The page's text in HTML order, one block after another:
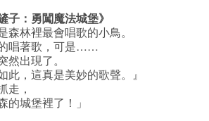
子：勇闖魔法城堡》
森林裡最會唱歌的小鳥。
唱著歌，可是……
然出現了。
此，這真是美妙的歌聲。』
走，
的城堡裡了！」